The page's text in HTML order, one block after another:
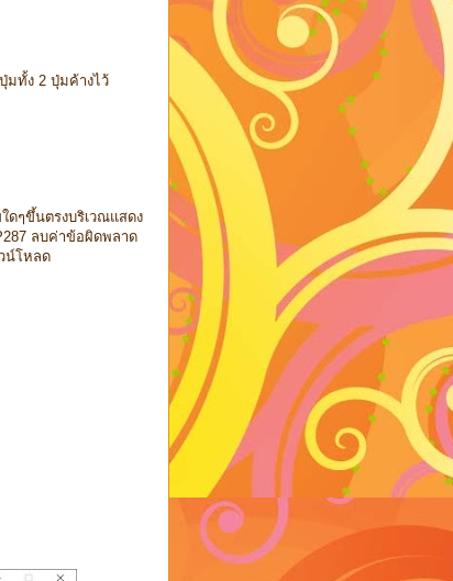
มทั้ง 2 ปุ่มค้างไว้
ดๆขึ้นตรงบริเวณแสดง
ลบค่าข้อผิดพลาด
น์โหลด